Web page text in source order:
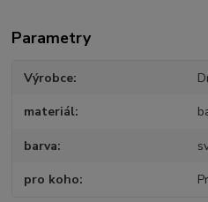
Parametry
Výrobce
materiál
barva
pro koho